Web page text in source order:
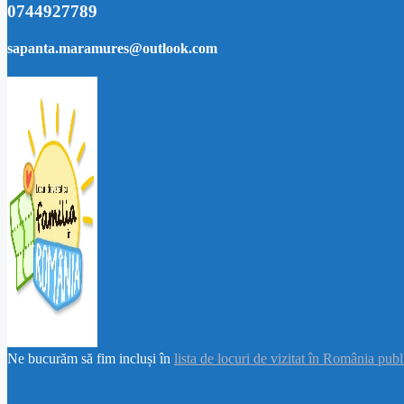
0744927789
sapanta.maramures@outlook.com
Ne bucurăm să fim incluși în lista de locuri de vizitat în România